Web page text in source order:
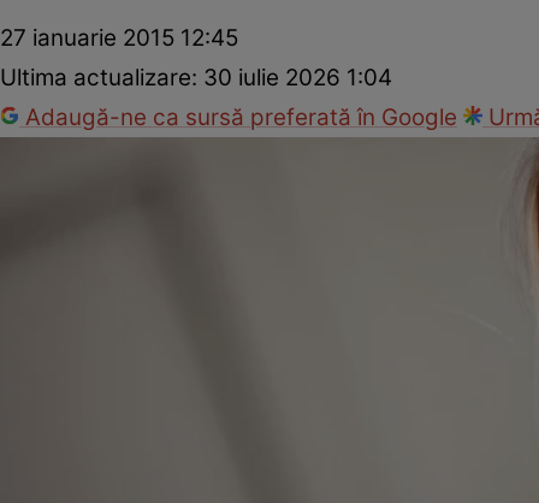
27 ianuarie 2015 12:45
Ultima actualizare: 30 iulie 2026 1:04
Adaugă-ne ca sursă preferată în Google